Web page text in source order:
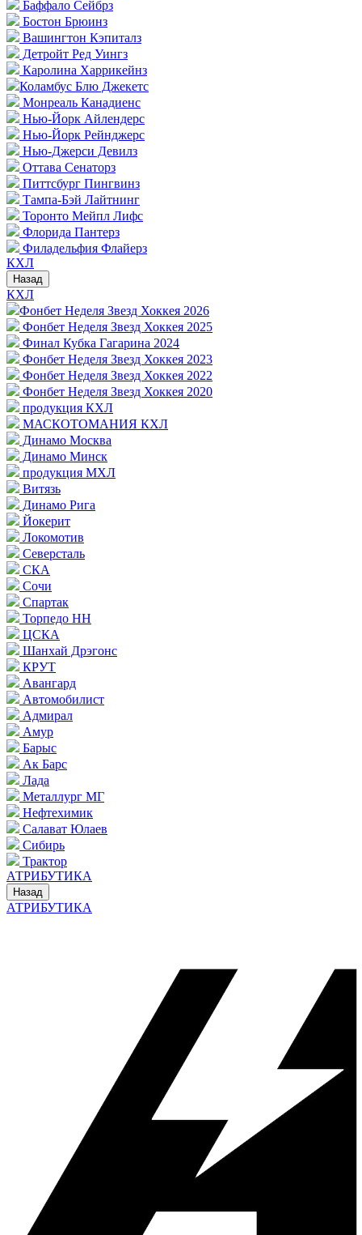
Баффало Сейбрз
Бостон Брюинз
Вашингтон Кэпиталз
Детройт Ред Уингз
Каролина Харрикейнз
Коламбус Блю Джекетс
Монреаль Канадиенс
Нью-Йорк Айлендерс
Нью-Йорк Рейнджерс
Нью-Джерси Девилз
Оттава Сенаторз
Питтсбург Пингвинз
Тампа-Бэй Лайтнинг
Торонто Мейпл Лифс
Флорида Пантерз
Филадельфия Флайерз
КХЛ
Назад
КХЛ
Фонбет Неделя Звезд Хоккея 2026
Фонбет Неделя Звезд Хоккея 2025
Финал Кубка Гагарина 2024
Фонбет Неделя Звезд Хоккея 2023
Фонбет Неделя Звезд Хоккея 2022
Фонбет Неделя Звезд Хоккея 2020
продукция КХЛ
МАСКОТОМАНИЯ КХЛ
Динамо Москва
Динамо Минск
продукция МХЛ
Витязь
Динамо Рига
Йокерит
Локомотив
Северсталь
СКА
Сочи
Спартак
Торпедо НН
ЦСКА
Шанхай Дрэгонс
КРУТ
Авангард
Автомобилист
Адмирал
Амур
Барыс
Ак Барс
Лада
Металлург МГ
Нефтехимик
Салават Юлаев
Сибирь
Трактор
АТРИБУТИКА
Назад
АТРИБУТИКА